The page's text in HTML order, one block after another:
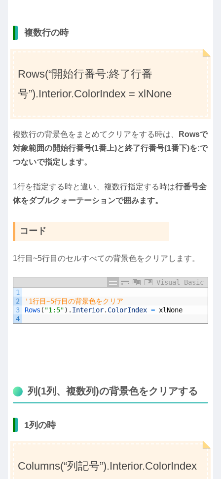
複数行の時
Rows(“開始行番号:終了行番
号”).Interior.ColorIndex = xlNone
複数行の背景色をまとめてクリアをする時は、
Rowsで
対象範囲の開始行番号(1番上)と終了行番号(1番下)を:で
つないで指定します。
1行を指定する時と違い、複数行指定する時は行番号全
体をダブルクォーテーションで囲みます。
コード
1行目~5行目のセルすべての背景色をクリアします。
Visual Basic
1
2
3
4
'1行目~5行目の背景色をクリア
Rows ( "1:5") . Interior. ColorIndex = xlNone
列(1列、複数列)の背景色をクリアする
1列の時
Columns(“列記号”).Interior.ColorIndex